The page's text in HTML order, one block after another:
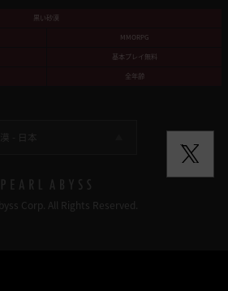
黒い砂漠
MMORPG
基本プレイ無料
全年齢
- 日本
Corp. All Rights Reserved.